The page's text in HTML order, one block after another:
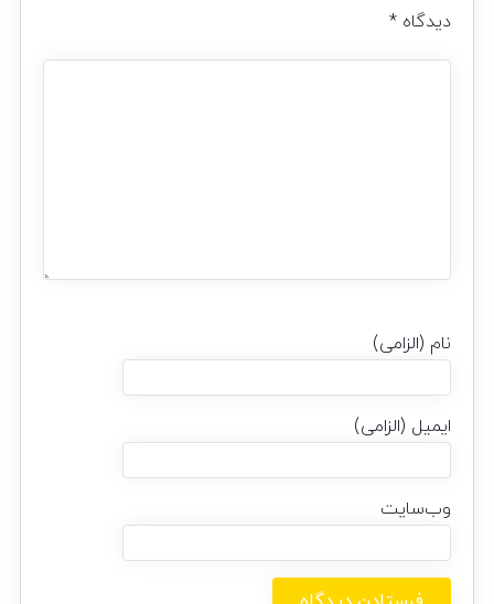
دیدگاه *
نام (الزامی)
ایمیل (الزامی)
وب‌سایت